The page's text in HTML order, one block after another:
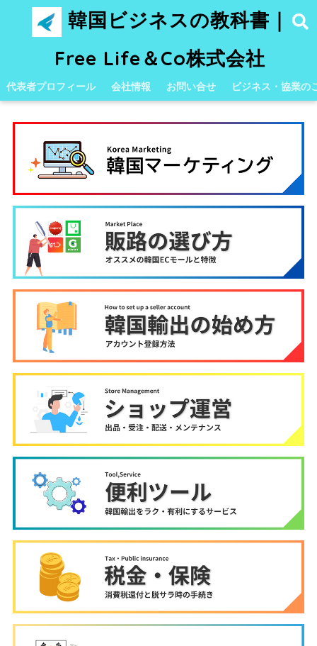
韓国ビジネスの教科書｜
Free Life＆Co株式会社
代表者プロフィール 会社情報 お問い合せ ビジネス・協業の